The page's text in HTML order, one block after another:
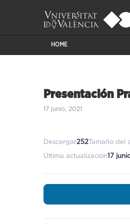
HOME
Presentación
17 junio, 2021
Descargar252 Tamaño del
Última actualización17